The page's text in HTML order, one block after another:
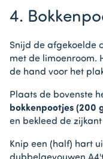
4.
Snijd de afgekoelde
met de limoenroom.
de hand voor het
Plaats de bovenste
bokkenpootjes (200
en bekleed de
Knip een (half) hart